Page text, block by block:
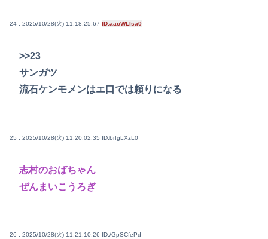
24 : 2025/10/28(火) 11:18:25.67 ID:aaoWLIsa0
>>23
サンガツ
流石ケンモメンはエ口では頼りになる
25 : 2025/10/28(火) 11:20:02.35 ID:brfgLXzL0
志村のおばちゃん
ぜんまいこうろぎ
26 : 2025/10/28(火) 11:21:10.26 ID:/GpSCfePd